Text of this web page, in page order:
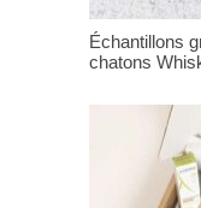
Échantillons
chatons